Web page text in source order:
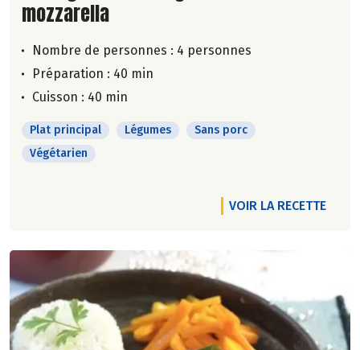
mozzarella
Nombre de personnes : 4 personnes
Préparation : 40 min
Cuisson : 40 min
Plat principal Légumes
Sans porc
Végétarien
VOIR LA RECETTE